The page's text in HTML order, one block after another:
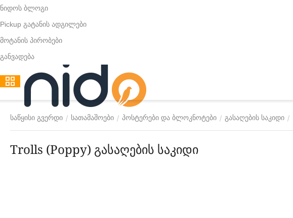
ნიდოს ბლოგი
Pickup გატანის ადგილები
მოტანის პირობები
განვადება
საწყისი გვერდი / სათამაშოები / პოსტერები და ბლოკნოტები / გასაღების საკიდი /
Trolls (Poppy) გასაღების საკიდი